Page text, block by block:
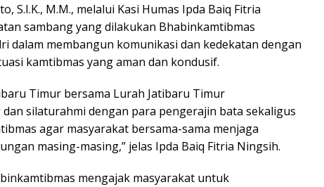
S.I.K., M.M., melalui Kasi Humas Ipda Baiq Fitria
sambang yang dilakukan Bhabinkamtibmas
dalam membangun komunikasi dan kedekatan dengan
kamtibmas yang aman dan kondusif.
Timur bersama Lurah Jatibaru Timur
silaturahmi dengan para pengerajin bata sekaligus
agar masyarakat bersama-sama menjaga
masing-masing,” jelas Ipda Baiq Fitria Ningsih.
mengajak masyarakat untuk